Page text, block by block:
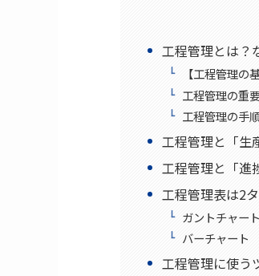
工程管理とは？
【工程管理の
工程管理の重
工程管理の手
工程管理と「生
工程管理と「進
工程管理表は2
ガントチャート
バーチャート
工程管理に使う